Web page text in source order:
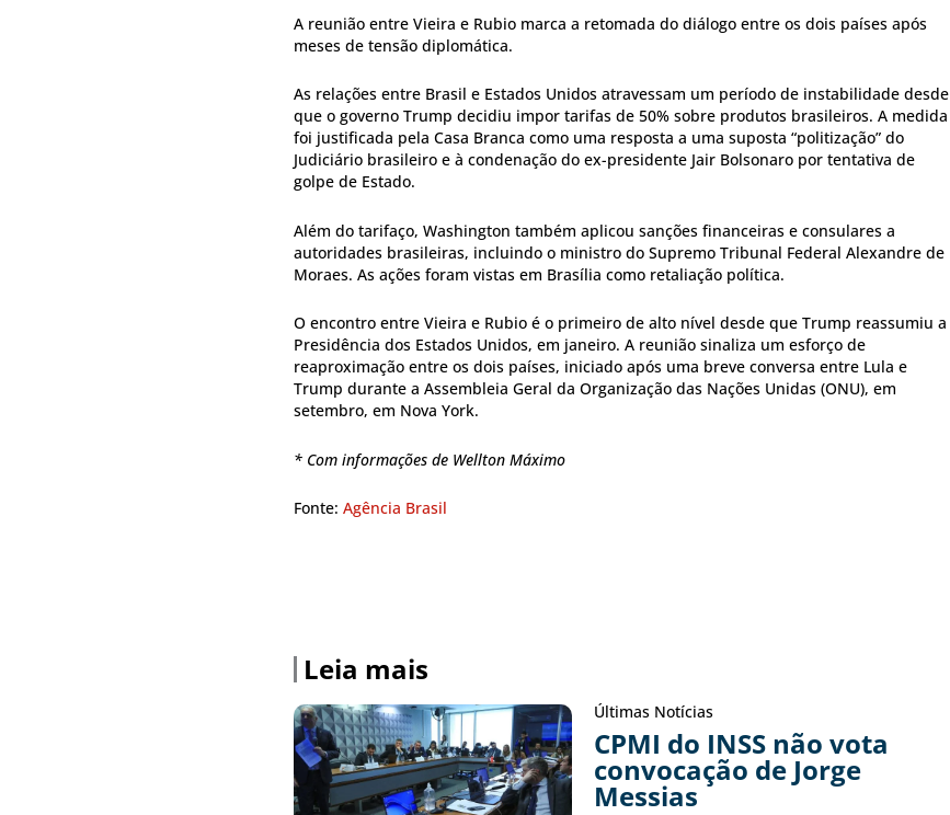
A reunião entre Vieira e Rubio marca a retomada do diálogo entre os dois países após
meses de tensão diplomática.
As relações entre Brasil e Estados Unidos atravessam um período de instabilidade desde
que o governo Trump decidiu impor tarifas de 50% sobre produtos brasileiros. A medida
foi justificada pela Casa Branca como uma resposta a uma suposta “politização” do
Judiciário brasileiro e à condenação do ex-presidente Jair Bolsonaro por tentativa de
golpe de Estado.
Além do tarifaço, Washington também aplicou sanções financeiras e consulares a
autoridades brasileiras, incluindo o ministro do Supremo Tribunal Federal Alexandre de
Moraes. As ações foram vistas em Brasília como retaliação política.
O encontro entre Vieira e Rubio é o primeiro de alto nível desde que Trump reassumiu a
Presidência dos Estados Unidos, em janeiro. A reunião sinaliza um esforço de
reaproximação entre os dois países, iniciado após uma breve conversa entre Lula e
Trump durante a Assembleia Geral da Organização das Nações Unidas (ONU), em
setembro, em Nova York.
* Com informações de Wellton Máximo
Fonte: Agência Brasil
Leia mais
Últimas Notícias
CPMI do INSS não vota
convocação de Jorge
Messias